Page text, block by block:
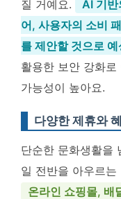
질 거예요.
AI 기반
어, 사용자의 소비
를 제안할 것으로
활용한 보안 강화
가능성이 높아요.
다양한 제휴와
단순한 문화생활을
일 전반을 아우르
온라인 쇼핑몰, 배